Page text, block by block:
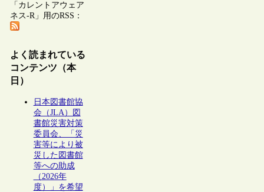
「カレントアウェア
ネス-R」用のRSS：
よく読まれている
コンテンツ（本
日）
日本図書館協
会（JLA）図
書館災害対策
委員会、「災
害等により被
災した図書館
等への助成
（2026年
度）」を希望